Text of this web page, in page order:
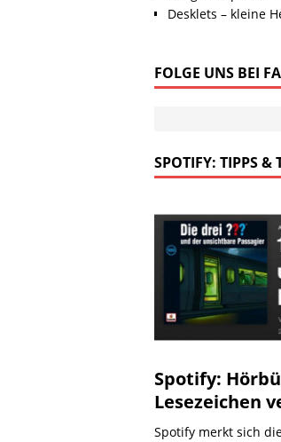
Desklets – kleine
FOLGE UNS BEI
SPOTIFY: TIPPS &
Spotify:
Lesezeichen
Spotify merkt sich